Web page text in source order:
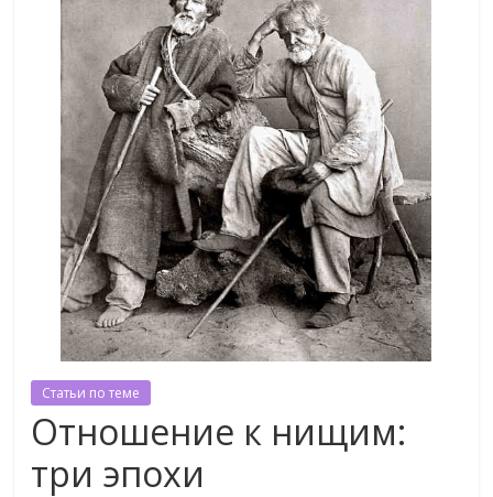
Статьи по теме
Отношение к нищим:
три эпохи